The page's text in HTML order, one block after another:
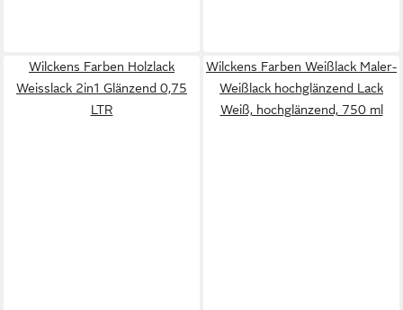
Wilckens Farben Holzlack
Weisslack 2in1 Glänzend 0,75
LTR
Wilckens Farben Weißlack Maler-
Weißlack hochglänzend Lack
Weiß, hochglänzend, 750 ml